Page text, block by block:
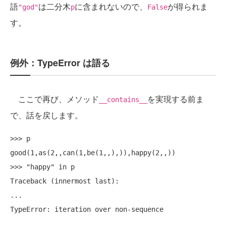
語"god"は二分木pに含まれないので、 Falseが得られま
す。
例外：TypeError は語る
ここで再び、メソッド __contains__
を実現する前ま
で、話を戻します。
>>> p
good(1,as(2,,can(1,be(1,,),)),happy(2,,))
>>> "happy" in p
Traceback (innermost last):
...